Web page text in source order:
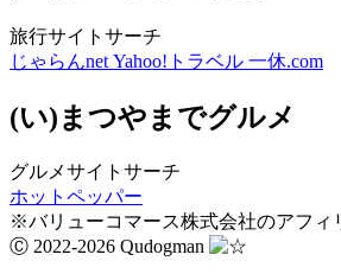
旅行サイトサーチ
じゃらんnetYahoo!トラベル 一休.com
(い)まつやまでグルメ
グルメサイトサーチ
ホットペッパー
※バリューコマース株式会社のアフィ
Ⓒ 2022-2026 Qudogman